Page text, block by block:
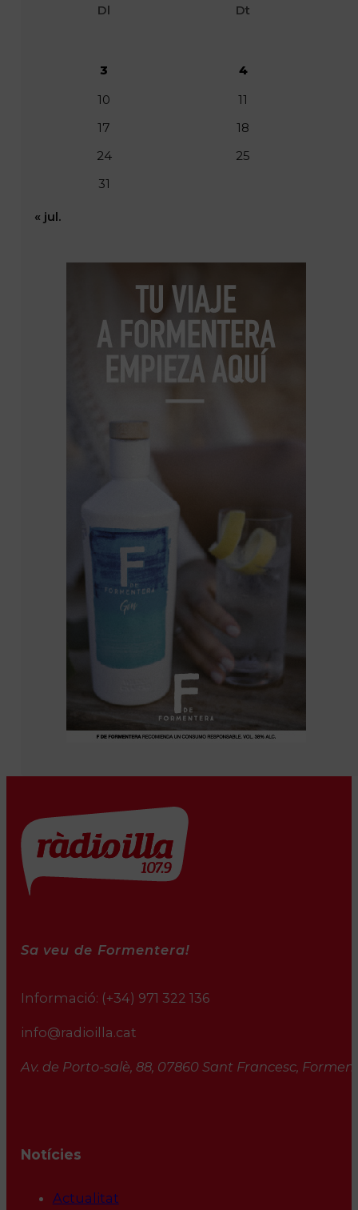
Dl Dt
3
4
10
11
17
18
24
25
31
« jul.
Sa veu de Formentera!
Informació: (+34) 971 322 136
info@radioilla.cat
Av. de Porto-salè, 88, 07860 Sant Francesc,
Notícies
Actualitat